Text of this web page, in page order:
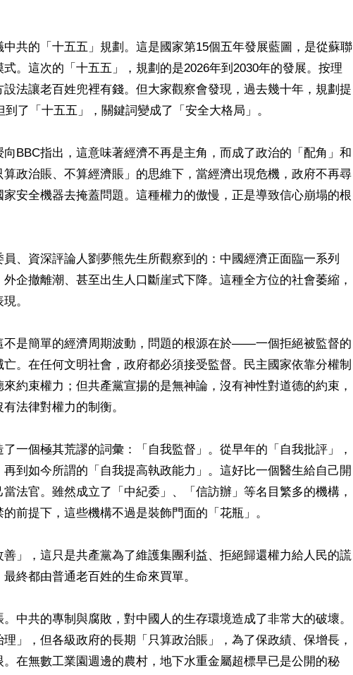
共的「十五五」規劃。這是國家第15個五年發展藍圖，是從蘇聯
。這次的「十五五」，規劃的是2026年到2030年的發展。按理
法讓老百姓兜裡有錢。但大家觀察會發現，過去幾十年，規劃提
了「十五五」，關鍵詞變成了「安全大格局」。
BBC指出，這意味著經濟不再是主角，而成了政治的「配角」和
算政治賬、不算經濟賬」的思維下，當經濟出現危機，政府不再尋
安全機器去掩蓋問題。這種權力的傲慢，正是導致信心崩塌的根
、資深評論人劉夢熊先生所觀察到的：中國經濟正面臨一系列
企撤離潮、甚至出生人口斷崖式下降。這種全方位的社會萎縮，
。
不是簡單的經濟周期波動，問題的根源在於——一個拒絕被監督的
。在任何文明社會，政府都必須接受監督。民主國家依靠分權制
約束權力；但共產黨宣揚的是無神論，沒有神性對道德的約束，
法律對權力的制衡。
一個極其荒謬的詞彙：「自我監督」。從早年的「自我批評」，
到如今所謂的「自我提高執政能力」。這好比一個醫生給自己開
法官。雖然成立了「中紀委」、「信訪辦」等名目繁多的機構，
前提下，這些機構不過是裝飾門面的「花瓶」。
」，這只是共產黨為了維護集團利益、拒絕歸還權力給人民的謊
終都由普通老百姓的生命來買單。
中共的專制與腐敗，對中國人的生存環境造成了非常大的破壞。
」，但各級政府的長期「只算政治賬」，為了保政績、保增長，
在無數工業園週邊的農村，地下水重金屬超標早已是公開的秘